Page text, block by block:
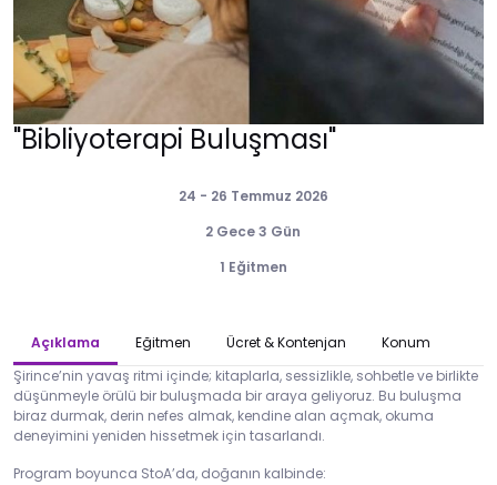
"Bibliyoterapi Buluşması"
24 - 26 Temmuz 2026
2 Gece 3 Gün
1 Eğitmen
Açıklama Eğitmen Ücret & Kontenjan
Konum
Şirince’nin yavaş ritmi içinde; kitaplarla, sessizlikle, sohbetle ve birlikte
düşünmeyle örülü bir buluşmada bir araya geliyoruz. Bu buluşma
biraz durmak, derin nefes almak, kendine alan açmak, okuma
deneyimini yeniden hissetmek için tasarlandı.
Program boyunca StoA’da, doğanın kalbinde: